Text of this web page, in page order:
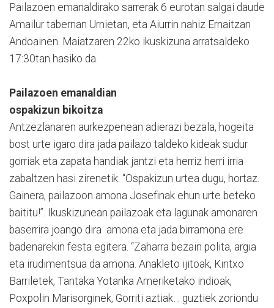
Pailazoen emanaldirako sarrerak 6 eurotan salgai daude
Amailur tabernan Urnietan, eta Aiurrin nahiz Ernaitzan
Andoainen. Maiatzaren 22ko ikuskizuna arratsaldeko
17:30tan hasiko da.
Pailazoen emanaldian
ospakizun bikoitza
Antzezlanaren aurkezpenean adierazi bezala, hogeita
bost urte igaro dira jada pailazo taldeko kideak sudur
gorriak eta zapata handiak jantzi eta herriz herri irria
zabaltzen hasi zirenetik. “Ospakizun urtea dugu, hortaz.
Gainera, pailazoon amona Josefinak ehun urte beteko
baititu!”. Ikuskizunean pailazoak eta lagunak amonaren
baserrira joango dira amona eta jada birramona ere
badenarekin festa egitera. “Zaharra bezain polita, argia
eta irudimentsua da amona. Anakleto ijitoak, Kintxo
Barriletek, Tantaka Yotanka Ameriketako indioak,
Poxpolin Marisorginek, Gorriti aztiak… guztiek zoriondu